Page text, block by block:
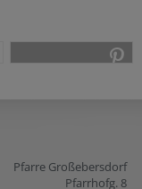
Pfarre Großebersdorf
Pfarrhofg. 8